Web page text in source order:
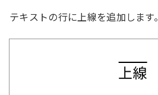
テキストの行に上線を追加します。